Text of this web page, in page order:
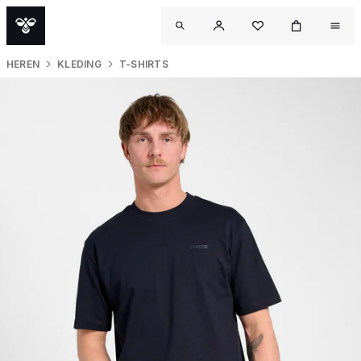
HEREN KLEDING T-SHIRTS